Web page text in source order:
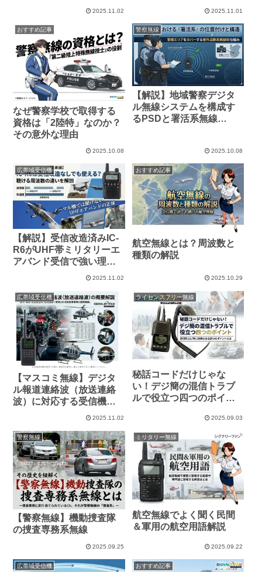
2025.11.02 2025.11.01
おすすめ記事
なぜ警察学校で取得する
資格は「2陸特」なのか？
その意外な理由
2025.10.08
警察無線
【解説】地域警察デジタ
ル無線システムを構成す
るPSDと署活系無線
2025.10.08
広帯域受信機
【解説】受信改造済みIC-
R6がUHF帯ミリタリーエ
アバンド受信で強い理由
2025.11.02
おすすめ記事
航空無線とは？周波数と
種類の解説
2025.10.29
広帯域受信機
【マスコミ無線】デジタ
ル報道連絡波（放送連絡
波）に対応する受信機
2025.11.02
ライセンスフリー無線
秘話コードだけじゃな
い！デジ簡の混信トラブ
ルで役立つ四つのポイン
2025.09.03
警察無線
【警察無線】機動捜査隊
の捜査専務系無線
2025.09.25
ミリタリー無線
航空無線でよく聞く民間
＆軍用の航空用語解説
2025.09.22
広帯域受信機 おすすめ記事